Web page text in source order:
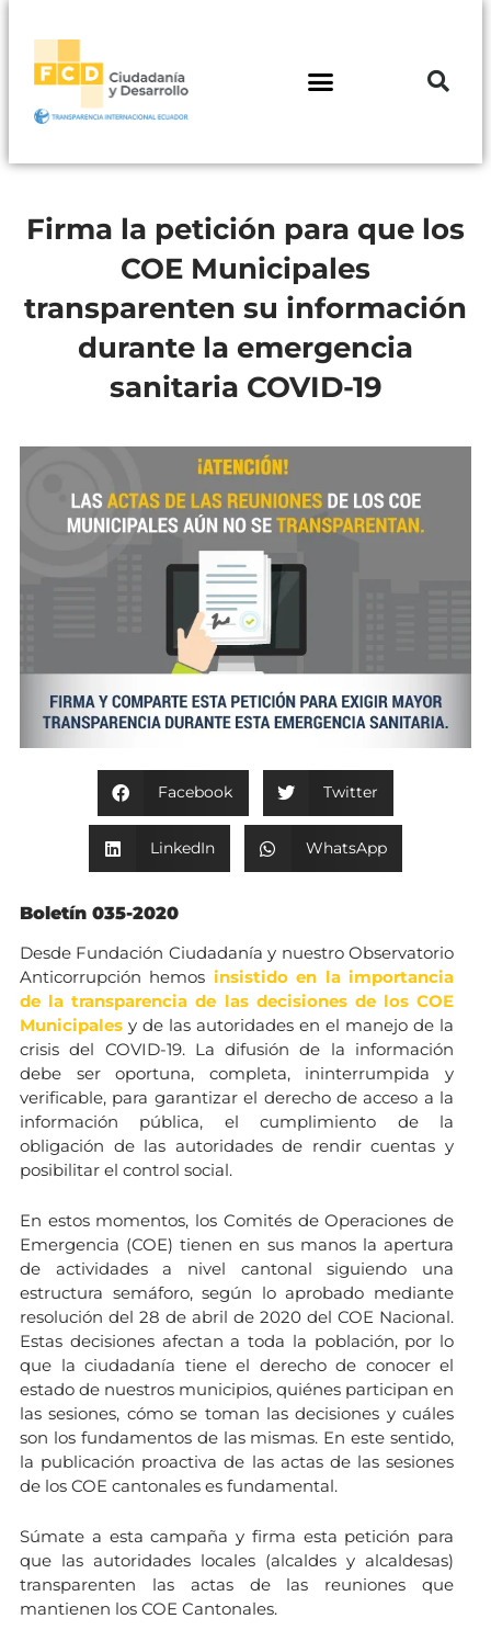
Firma la petición para que los
COE Municipales
transparenten su información
durante la emergencia
sanitaria COVID-19
Facebook Twitter
LinkedIn WhatsApp
Boletín 035-2020
Desde Fundación Ciudadanía y nuestro Observatorio
Anticorrupción hemos insistido en la importancia
de la transparencia de las decisiones de los COE
Municipales y de las autoridades en el manejo de la
crisis del COVID-19. La difusión de la información
debe ser oportuna, completa, ininterrumpida y
verificable, para garantizar el derecho de acceso a la
información pública, el cumplimiento de la
obligación de las autoridades de rendir cuentas y
posibilitar el control social.
En estos momentos, los Comités de Operaciones de
Emergencia (COE) tienen en sus manos la apertura
de actividades a nivel cantonal siguiendo una
estructura semáforo, según lo aprobado mediante
resolución del 28 de abril de 2020 del COE Nacional.
Estas decisiones afectan a toda la población, por lo
que la ciudadanía tiene el derecho de conocer el
estado de nuestros municipios, quiénes participan en
las sesiones, cómo se toman las decisiones y cuáles
son los fundamentos de las mismas. En este sentido,
la publicación proactiva de las actas de las sesiones
de los COE cantonales es fundamental.
Súmate a esta campaña y firma esta petición para
que las autoridades locales (alcaldes y alcaldesas)
transparenten las actas de las reuniones que
mantienen los COE Cantonales.